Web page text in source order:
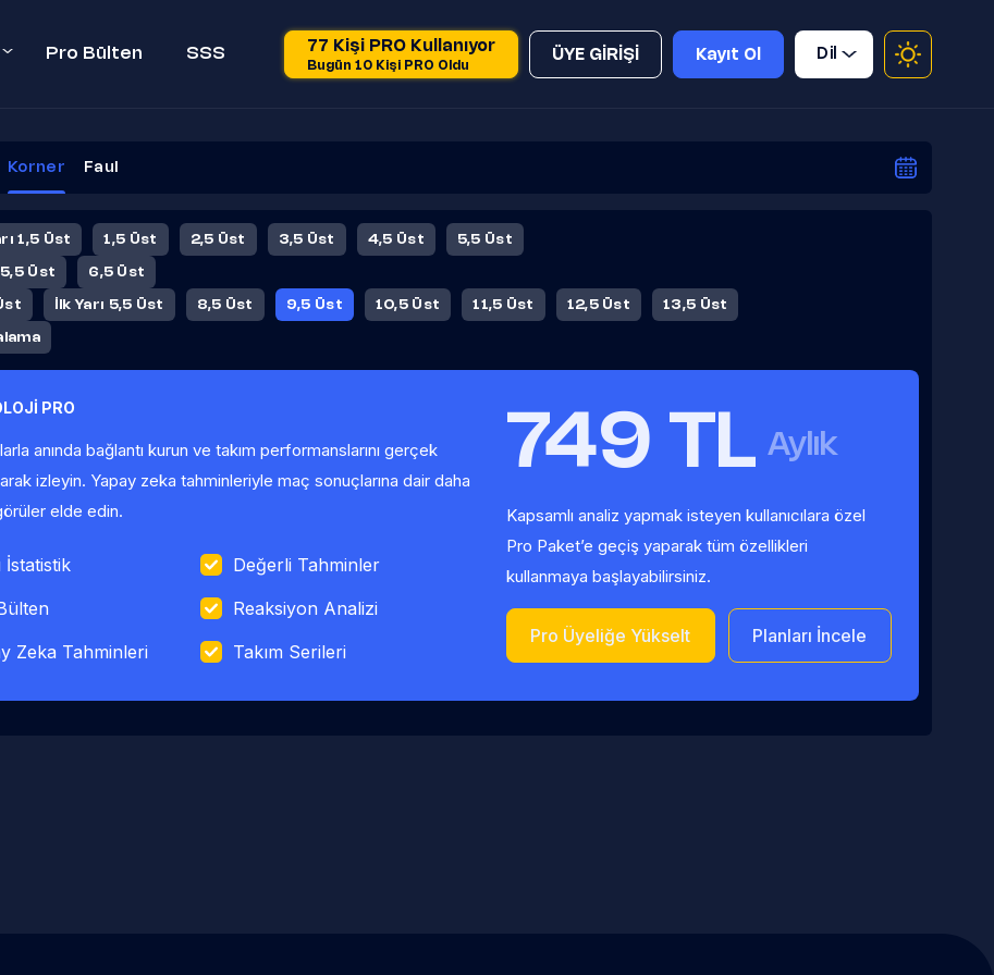
Pro Bülten SSS 77 Kişi PRO Kullanıyor
Bugün 10 Kişi PRO Oldu
ÜYE GİRİŞİ Kayıt Ol Dil
Korner Faul
1,5 Üst 1,5 Üst 2,5 Üst 3,5 Üst 4,5 Üst 5,5 Üst
5,5 Üst 6,5 Üst
İlk Yarı 5,5 Üst 8,5 Üst 9,5 Üst 10,5 Üst 11,5 Üst 12,5 Üst 13,5 Üst
PRO
anında bağlantı kurun ve takım performanslarını gerçek
izleyin. Yapay zeka tahminleriyle maç sonuçlarına dair daha
elde edin.
İstatistik
Değerli Tahminler
Reaksiyon Analizi
Zeka Tahminleri
Takım Serileri
749 TL Aylık
Kapsamlı analiz yapmak isteyen kullanıcılara özel
Pro Paket’e geçiş yaparak tüm özellikleri
kullanmaya başlayabilirsiniz.
Pro Üyeliğe Yükselt Planları İncele